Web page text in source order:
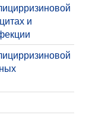
и